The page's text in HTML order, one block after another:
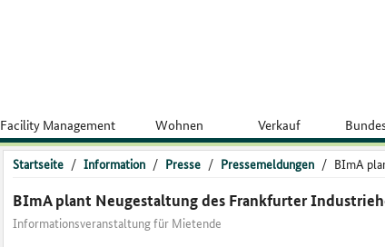
Facility Management Wohnen Verkauf
Startseite / Information / Presse / Pressemeldungen / BImA
BImA plant Neugestaltung des Frankfurter
Informationsveranstaltung für Mietende